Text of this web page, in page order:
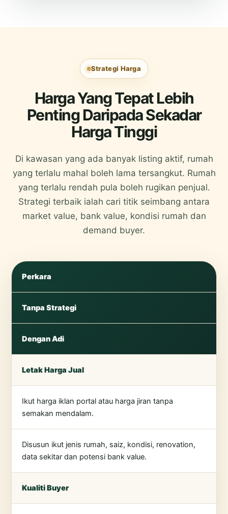
Strategi Harga
Harga Yang Tepat Lebih
Penting Daripada Sekadar
Harga Tinggi
Di kawasan yang ada banyak listing aktif, rumah
yang terlalu mahal boleh lama tersangkut. Rumah
yang terlalu rendah pula boleh rugikan penjual.
Strategi terbaik ialah cari titik seimbang antara
market value, bank value, kondisi rumah dan
demand buyer.
Perkara
Tanpa Strategi
Dengan Adi
Letak Harga Jual
Ikut harga iklan portal atau harga jiran tanpa
semakan mendalam.
Disusun ikut jenis rumah, saiz, kondisi, renovation,
data sekitar dan potensi bank value.
Kualiti Buyer